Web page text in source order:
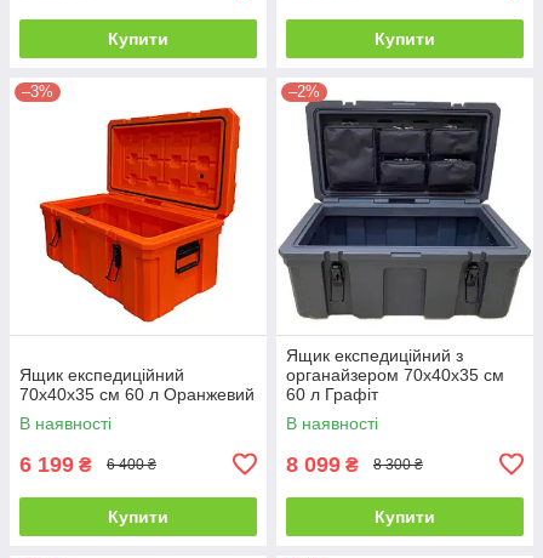
Купити Купити
–3%
Ящик експедиційний
70х40х35 см 60 л Оранжевий
В наявності
6 199 ₴ 6 400 ₴
Купити
–2%
Ящик експедиційний з
органайзером 70х40х35 см
60 л Графіт
В наявності
8 099 ₴ 8 300 ₴
Купити